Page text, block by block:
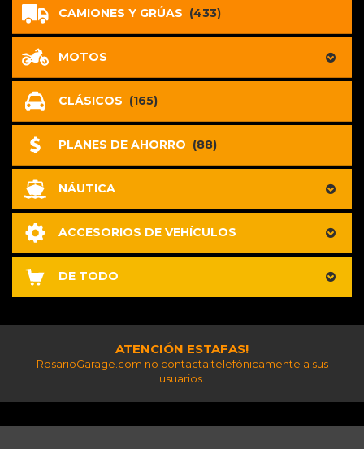
CAMIONES Y GRÚAS (433)
MOTOS
CLÁSICOS (165)
PLANES DE AHORRO (88)
NÁUTICA
ACCESORIOS DE VEHÍCULOS
DE TODO
ATENCIÓN ESTAFAS!
RosarioGarage.com no contacta telefónicamente a sus
usuarios.